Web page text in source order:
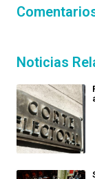
Noticias